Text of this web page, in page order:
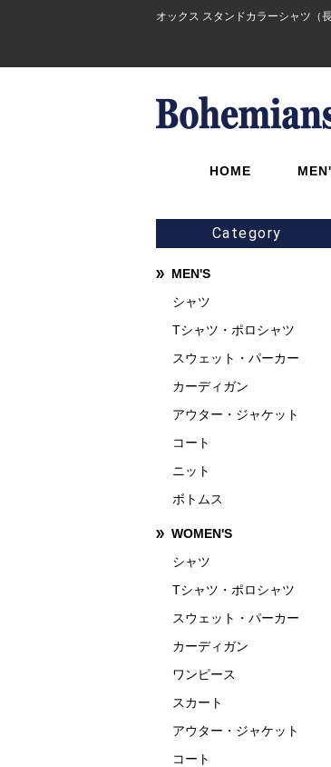
オックス スタンドカラーシャツ（
HOME
Category
MEN'S
シャツ
Tシャツ・ポロシャツ
スウェット・パーカー
カーディガン
アウター・ジャケット
コート
ニット
ボトムス
WOMEN'S
シャツ
Tシャツ・ポロシャツ
スウェット・パーカー
カーディガン
ワンピース
スカート
アウター・ジャケット
コート